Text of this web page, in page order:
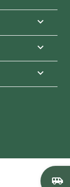



airport_shuttle